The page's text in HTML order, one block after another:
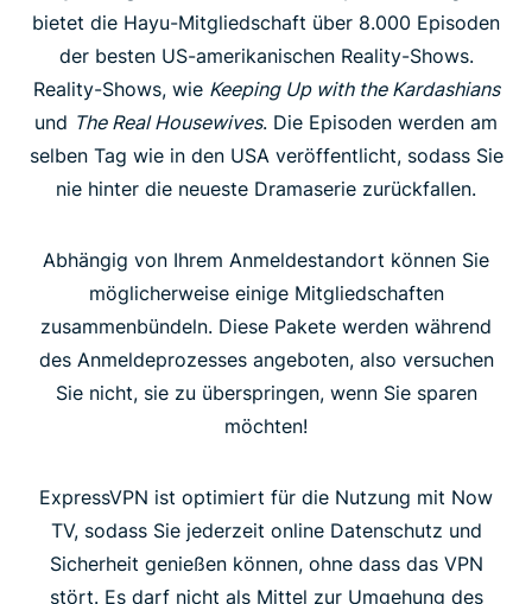
bietet die Hayu-Mitgliedschaft über 8.000 Episoden
der besten US-amerikanischen Reality-Shows.
Reality-Shows, wie Keeping Up with the Kardashians
und The Real Housewives. Die Episoden werden am
selben Tag wie in den USA veröffentlicht, sodass Sie
nie hinter die neueste Dramaserie zurückfallen.
Abhängig von Ihrem Anmeldestandort können Sie
möglicherweise einige Mitgliedschaften
zusammenbündeln. Diese Pakete werden während
des Anmeldeprozesses angeboten, also versuchen
Sie nicht, sie zu überspringen, wenn Sie sparen
möchten!
ExpressVPN ist optimiert für die Nutzung mit Now
TV, sodass Sie jederzeit online Datenschutz und
Sicherheit genießen können, ohne dass das VPN
stört. Es darf nicht als Mittel zur Umgehung des